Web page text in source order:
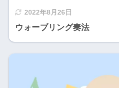
2022年8月26日
ウォーブリング奏法